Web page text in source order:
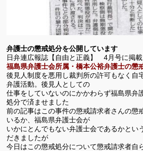
弁護士の懲戒処分を公開しています
日弁連広報誌【自由と正義】 4月号に掲
福島県弁護士会所属・橋本公裕弁護士の懲
後見人制度を悪用し裁判所の許可もなく自
弁護活動。後見人としての
仕事をしていないのにかかわらず福島県弁
処分で済ませました
前の記事はこの事件の懲戒請求者さんの懲
いるか、福島県弁護士会が
いかにとんでもない弁護士会であるかとい
だきましたが
今日はこの懲戒処分について懲戒請求者自